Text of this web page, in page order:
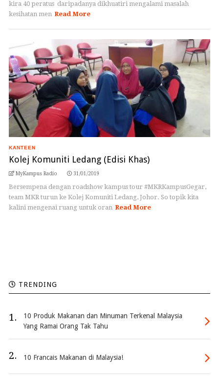
kira 40 peratus daripadanya dikhuatiri mengalami masalah
kesihatan men Read More
KANTEEN
Kolej Komuniti Ledang (Edisi Khas)
MyKampus Radio 31/01/2019
Bersempena dengan roadshow kampus tour #MKRKampusGegar,
team MKR turun ke Kolej Komuniti Ledang, Johor. So topik kita
kalini mengenai ruang untuk oran Read More
TRENDING
1.
10 Produk Makanan dan Minuman Terkenal Malaysia
Yang Ramai Orang Tak Tahu
2. 10 Francais Makanan di Malaysia!